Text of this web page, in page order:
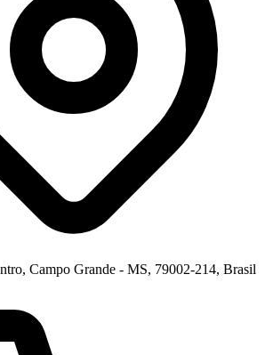
Campo Grande - MS, 79002-214, Brasil